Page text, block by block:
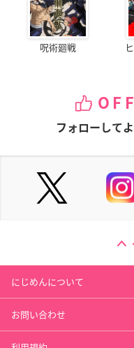
呪術廻戦
フォローして
にじめんについて
お問い合わせ